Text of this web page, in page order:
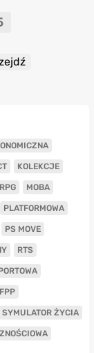
KOLEKCJE
MOBA
PLATFORMOWA
PS MOVE
RTS
SYMULATOR ŻYCIA